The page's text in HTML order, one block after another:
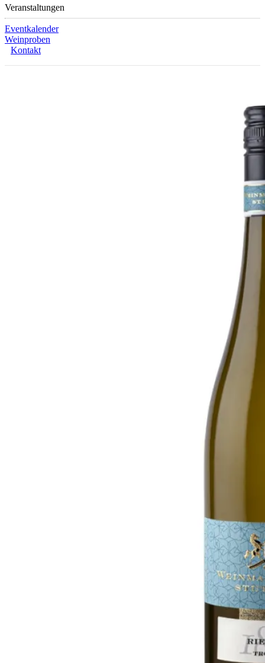
Veranstaltungen
Eventkalender
Weinproben
Kontakt